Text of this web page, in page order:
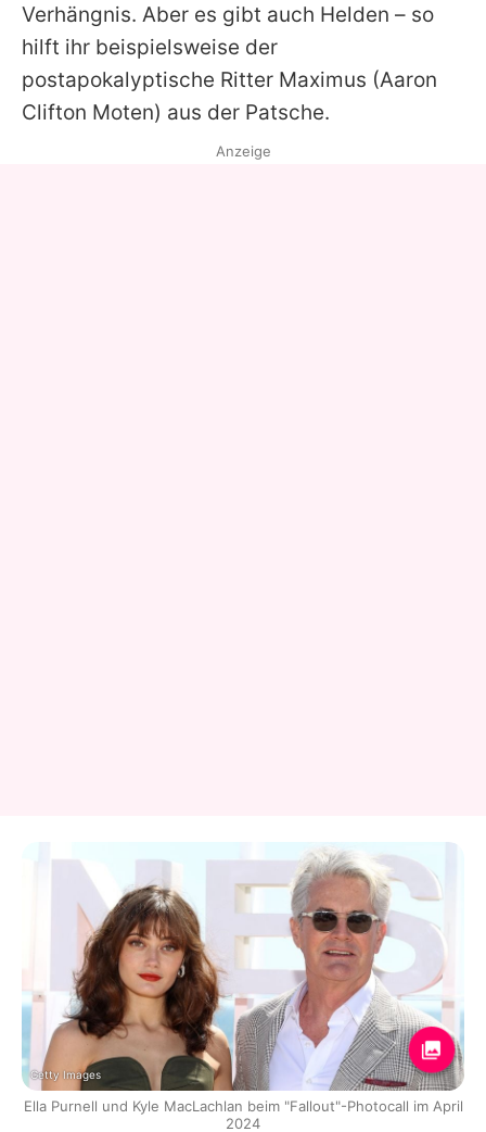
Verhängnis. Aber es gibt auch Helden – so
hilft ihr beispielsweise der
postapokalyptische Ritter Maximus (Aaron
Clifton Moten) aus der Patsche.
Anzeige
Getty Images
Ella Purnell und Kyle MacLachlan beim "Fallout"-Photocall im April
2024